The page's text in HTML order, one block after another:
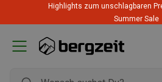
Highlights zum unschlagbaren
Summer Sale